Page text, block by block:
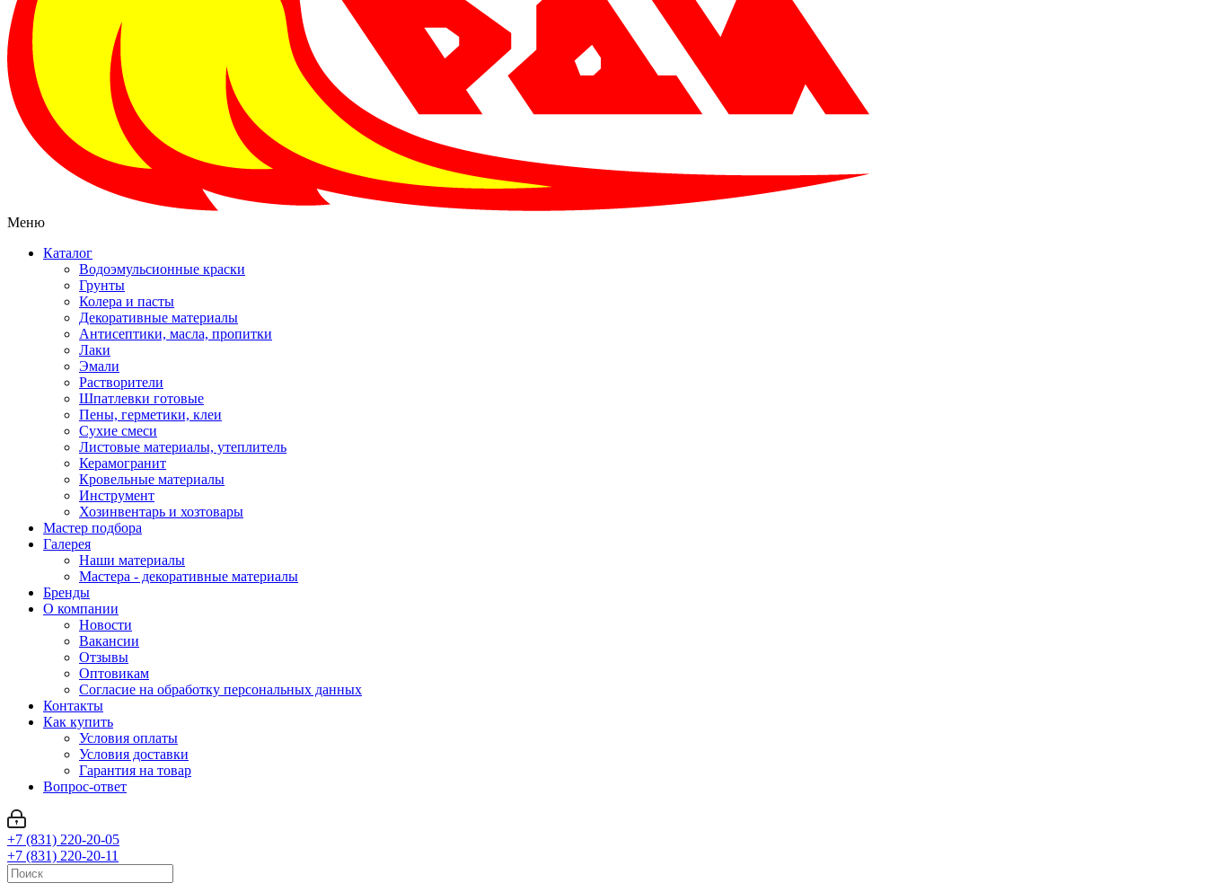
Меню
Каталог
Водоэмульсионные краски
Грунты
Колера и пасты
Декоративные материалы
Антисептики, масла, пропитки
Лаки
Эмали
Растворители
Шпатлевки готовые
Пены, герметики, клеи
Сухие смеси
Листовые материалы, утеплитель
Керамогранит
Кровельные материалы
Инструмент
Хозинвентарь и хозтовары
Мастер подбора
Галерея
Наши материалы
Мастера - декоративные материалы
Бренды
О компании
Новости
Вакансии
Отзывы
Оптовикам
Cогласие на обработку персональных данных
Контакты
Как купить
Условия оплаты
Условия доставки
Гарантия на товар
Вопрос-ответ
+7 (831) 220-20-05
+7 (831) 220-20-11